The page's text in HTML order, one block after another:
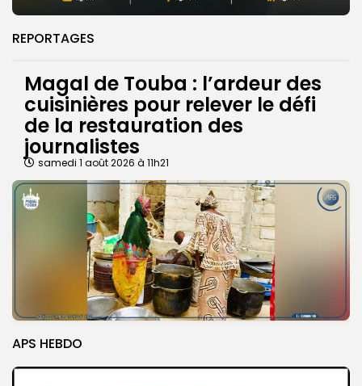
REPORTAGES
Magal de Touba : l’ardeur des
cuisinières pour relever le défi
de la restauration des
journalistes
samedi 1 août 2026 à 11h21
APS HEBDO